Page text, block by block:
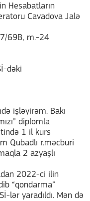
Hesabatların
Cavadova Jalə
69B, m.-24
dəki
işləyirəm. Bakı
diplomla
1 il kurs
Qubadlı r.məcburi
2 azyaşlı
2022-ci ilin
“qondarma”
lər yaradıldı. Mən də